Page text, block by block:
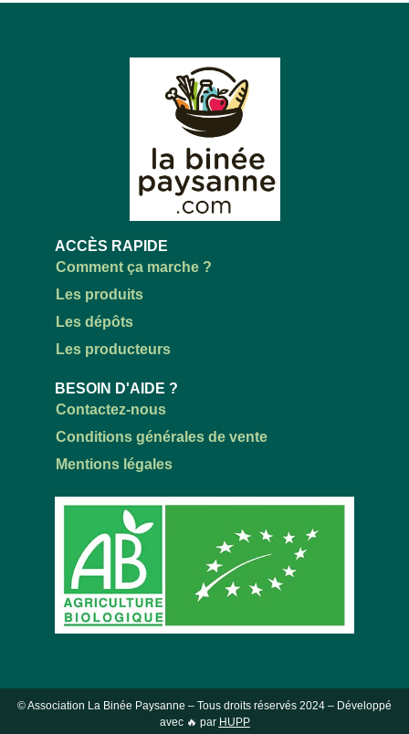
ACCÈS RAPIDE
Comment ça marche ?
Les produits
Les dépôts
Les producteurs
BESOIN D'AIDE ?
Contactez-nous
Conditions générales de vente
Mentions légales
© Association La Binée Paysanne – Tous droits réservés 2024 – Développé
avec 🔥 par HUPP